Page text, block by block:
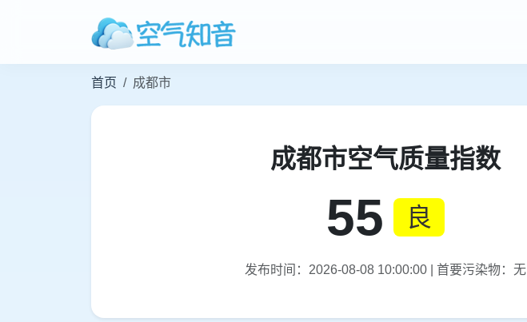
首页 成都市
成都市空气质量指数
55 良
发布时间：2026-08-08 10:00:00 | 首要污染物：无